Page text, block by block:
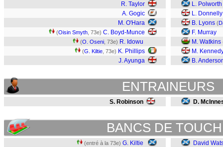
R. Taylor
A. Gogic
M. O'Hara
(Oisin Smyth , 73e) C. Boyd-Munce
(O. Oseni , 73e) R. Idowu
(G. Kiltie , 73e) K. Phillips
J. Ayunga
L. Polworth
L. Donnelly
B. Lyons (
F. Murray
M. Watkins
M.
B.
ENTRAINEURS
S. Robinson D.
BANCS DE
(entré à la 73e) G. Kiltie
David